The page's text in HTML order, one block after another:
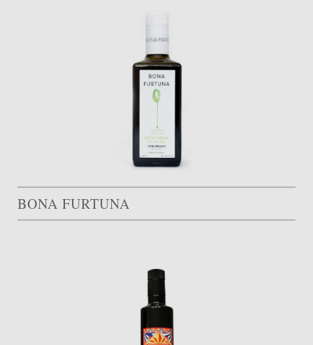
BONA FURTUNA